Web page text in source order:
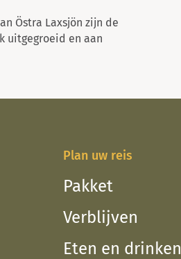
Östra Laxsjön zijn de
uitgegroeid en aan
Plan uw reis
Pakket
Verblijven
Eten en drinken